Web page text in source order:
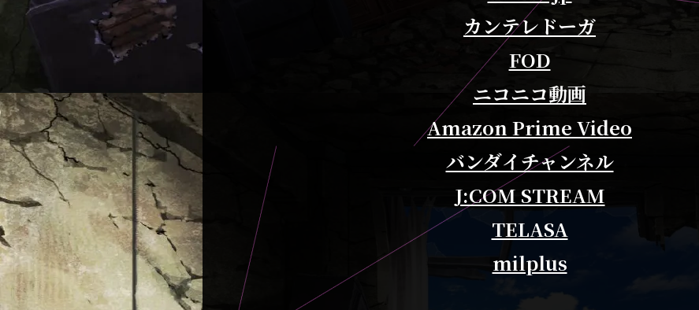
カンテレドーガ
FOD
ニコニコ動画
Amazon Prime Video
バンダイチャンネル
J:COM STREAM
TELASA
milplus